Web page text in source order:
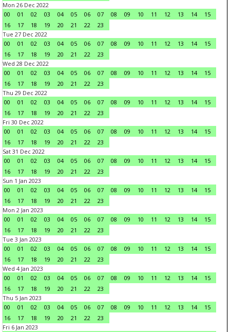
Mon 26 Dec 2022
00
01 02 03 04 05 06 07 08 09 10 11 12 13 14
15
16
17 18 19 20 21 22
23
Tue 27 Dec 2022
00
01 02 03 04 05 06 07 08 09 10 11 12 13 14
15
16
17 18 19 20 21 22
23
Wed 28 Dec 2022
00
01 02 03 04 05 06 07 08 09 10 11 12 13 14
15
16
17 18 19 20 21 22
23
Thu 29 Dec 2022
00
01 02 03 04 05 06 07 08 09 10 11 12 13 14
15
16
17 18 19 20 21 22
23
Fri 30 Dec 2022
00
01 02 03 04 05 06 07 08 09 10 11 12 13 14
15
16
17 18 19 20 21 22
23
Sat 31 Dec 2022
00
01 02 03 04 05 06 07 08 09 10 11 12 13 14
15
16
17 18 19 20 21 22
23
Sun 1 Jan 2023
00
01 02 03 04 05 06 07 08 09 10 11 12 13 14
15
16
17 18 19 20 21 22
23
Mon 2 Jan 2023
00
01 02 03 04 05 06 07 08 09 10 11 12 13 14
15
16
17 18 19 20 21 22
23
Tue 3 Jan 2023
00
01 02 03 04 05 06 07 08 09 10 11 12 13 14
15
16
17 18 19 20 21 22
23
Wed 4 Jan 2023
00
01 02 03 04 05 06 07 08 09 10 11 12 13 14
15
16
17 18 19 20 21 22
23
Thu 5 Jan 2023
00
01 02 03 04 05 06 07 08 09 10 11 12 13 14
15
16
17 18 19 20 21 22
23
Fri 6 Jan 2023